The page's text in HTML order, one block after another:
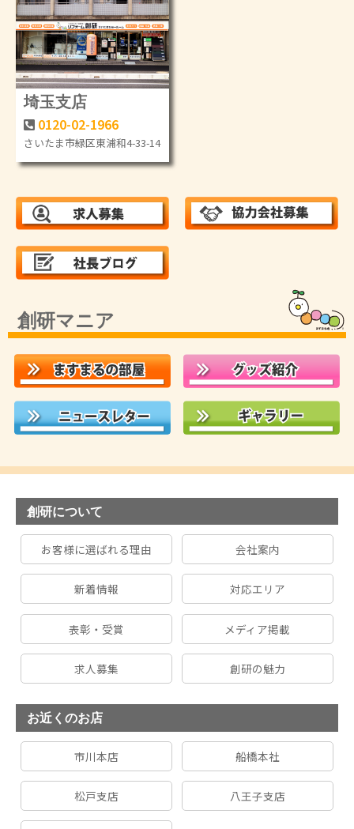
埼玉支店
0120-02-1966
さいたま市緑区東浦和4-33-14
創研マニア
創研について
お客様に選ばれる理由 会社案内
新着情報 対応エリア
表彰・受賞 メディア掲載
求人募集 創研の魅力
お近くのお店
市川本店 船橋本社
松戸支店 八王子支店